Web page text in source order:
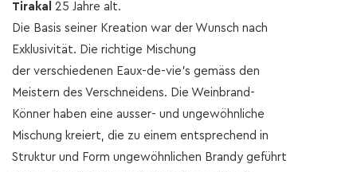
Tirakal 25 Jahre alt.
Die Basis seiner Kreation war der Wunsch nach
Exklusivität. Die richtige Mischung
der verschiedenen Eaux-de-vie's gemäss den
Meistern des Verschneidens. Die Weinbrand-
Könner haben eine ausser- und ungewöhnliche
Mischung kreiert, die zu einem entsprechend in
Struktur und Form ungewöhnlichen Brandy geführt